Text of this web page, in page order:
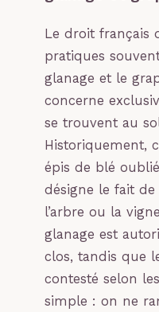
Le droit français
pratiques
glanage et le
concerne
se trouvent au
Historiquement,
épis de blé
désigne le fait
l’arbre ou la
glanage est
clos, tandis que
contesté selon
simple : on ne